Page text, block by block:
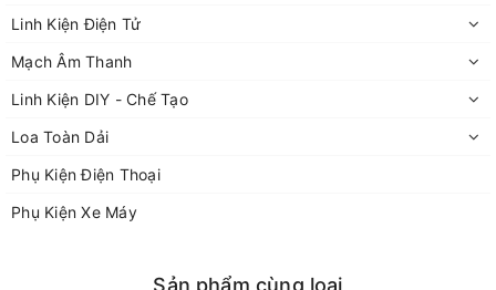
Còi chip 3-24v DC SFM-27
Linh Kiện Điện Tử
Mạch Âm Thanh
Linh Kiện DIY - Chế Tạo
Loa Toàn Dải
Phụ Kiện Điện Thoại
Phụ Kiện Xe Máy
Sản phẩm cùng loại